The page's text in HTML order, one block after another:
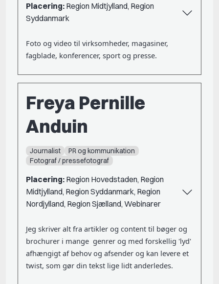
Placering: Region Midtjylland, Region
Syddanmark
Foto og video til virksomheder, magasiner,
fagblade, konferencer, sport og presse.
Freya Pernille
Anduin
Journalist
PR og kommunikation
Fotograf / pressefotograf
Placering: Region Hovedstaden, Region
Midtjylland, Region Syddanmark, Region
Nordjylland, Region Sjælland, Webinarer
Jeg skriver alt fra artikler og content til bøger og
brochurer i mange genrer og med forskellig 'lyd'
afhængigt af behov og afsender og kan levere et
twist, som gør din tekst lige lidt anderledes.